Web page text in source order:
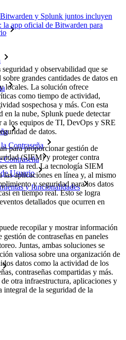
Contraseña
Contraseña
Usuario
y funcionalidades
y Splunk juntos incluyen
la app oficial de Bitwarden para
y observabilidad que se
grandes cantidades de datos en
locales. La solución ofrece
como tiempo de actividad,
sospechosa y más. Con esta
la nube, Splunk puede detectar
los equipos de TI, DevOps y SRE
de datos.
para proporcionar gestión de
(SIEM) y proteger contra
en la red. La tecnología SIEM
las aplicaciones en línea y, al mismo
y seguridad para los datos
en tiempo real. Esto se logra
detallados que ocurren en
recopilar y mostrar información
de contraseñas en paneles
Juntas, ambas soluciones se
valiosa sobre una organización de
datos como la actividad de los
contraseñas compartidas y más.
otra infraestructura, aplicaciones y
integral de la seguridad de la